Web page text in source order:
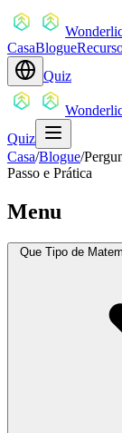
CasaBlogue
Quiz
Quiz
Casa/Blogue/
Passo e Prática
Menu
Que Tipo de